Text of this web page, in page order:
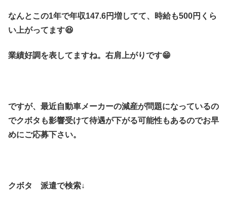
なんとこの1年で年収147.6円増してて、時給も500円くら
い上がってます😆
業績好調を表してますね。右肩上がりです😁
ですが、最近自動車メーカーの減産が問題になっているの
でクボタも影響受けて待遇が下がる可能性もあるのでお早
めにご応募下さい。
クボタ 派遣で検索↓